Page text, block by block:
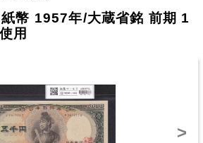
幣 1957年/大蔵省銘 前期 1
用
>